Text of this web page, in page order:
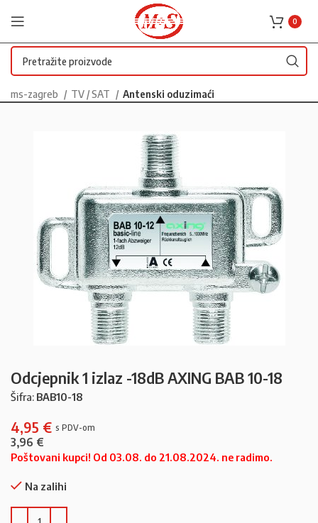
0
ms-zagreb TV / SAT Antenski oduzimaći
Odcjepnik 1 izlaz -18dB AXING BAB 10-18
Šifra: BAB10-18
4,95 €
3,96 €
Poštovani kupci! Od 03.08. do 21.08.2024. ne radimo.
Na zalihi